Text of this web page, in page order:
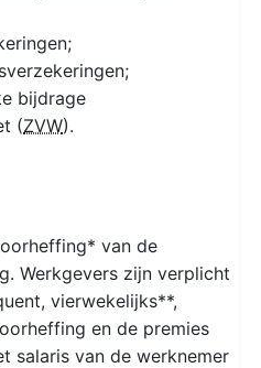
bijdrage
(ZVW).
van de
Werkgevers zijn verplicht
vierwekelijks**,
en de premies
salaris van de werknemer